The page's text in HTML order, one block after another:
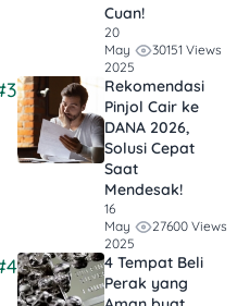
Cuan!
20
May
2025
30151 Views
Rekomendasi
Pinjol Cair ke
DANA 2026,
Solusi Cepat
Saat
Mendesak!
16
May
2025
27600 Views
4 Tempat Beli
Perak yang